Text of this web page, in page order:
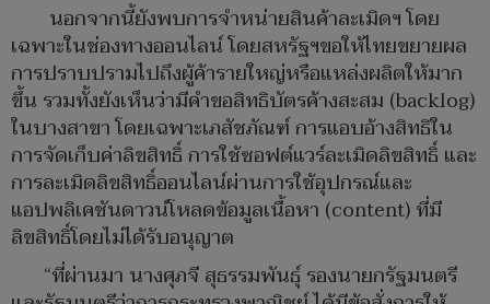
นอกจากนี้ยังพบการจำหน่ายสินค้าละเมิดฯ โดย
เฉพาะในช่องทางออนไลน์ โดยสหรัฐฯขอให้ไทยขยายผล
การปราบปรามไปถึงผู้ค้ารายใหญ่หรือแหล่งผลิตให้มาก
ขึ้น รวมทั้งยังเห็นว่ามีคำขอสิทธิบัตรค้างสะสม (backlog)
ในบางสาขา โดยเฉพาะเภสัชภัณฑ์ การแอบอ้างสิทธิใน
การจัดเก็บค่าลิขสิทธิ์ การใช้ซอฟต์แวร์ละเมิดลิขสิทธิ์ และ
การละเมิดลิขสิทธิ์ออนไลน์ผ่านการใช้อุปกรณ์และ
แอปพลิเคชันดาวน์โหลดข้อมูลเนื้อหา (content) ที่มี
ลิขสิทธิ์โดยไม่ได้รับอนุญาต
“ที่ผ่านมา นางศุภจี สุธรรมพันธุ์ รองนายกรัฐมนตรี